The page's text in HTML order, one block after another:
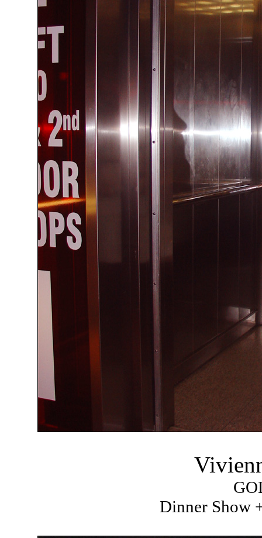
Dinner Show